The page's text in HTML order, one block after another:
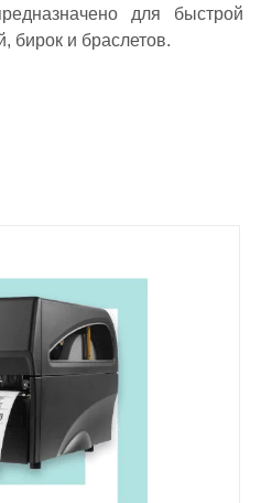
для быстрой
бирок и браслетов.